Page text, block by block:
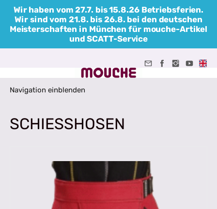
Wir haben vom 27.7. bis 15.8.26 Betriebsferien.
Wir sind vom 21.8. bis 26.8. bei den deutschen
Meisterschaften in München für mouche-Artikel
und SCATT-Service
Navigation einblenden
SCHIESSHOSEN